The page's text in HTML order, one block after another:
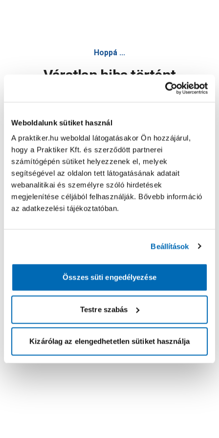
Weboldalunk sütiket használ
A praktiker.hu weboldal látogatásakor Ön hozzájárul,
hogy a Praktiker Kft. és szerződött partnerei
számítógépén sütiket helyezzenek el, melyek
segítségével az oldalon tett látogatásának adatait
webanalitikai és személyre szóló hirdetések
megjelenítése céljából felhasználják. Bővebb információ
az adatkezelési tájékoztatóban.
Beállítások
Összes süti engedélyezése
Testre szabás
Kizárólag az elengedhetetlen sütiket használja
Hoppá ...
Váratlan hiba történt
Oldal újratöltése